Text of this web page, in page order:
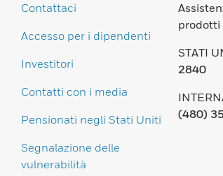
Contattaci
Accesso per i dipendenti
Investitori
Contatti con i media
Pensionati negli Stati Uniti
Segnalazione delle
vulnerabilità
prodotti
STATI
2840
(480)